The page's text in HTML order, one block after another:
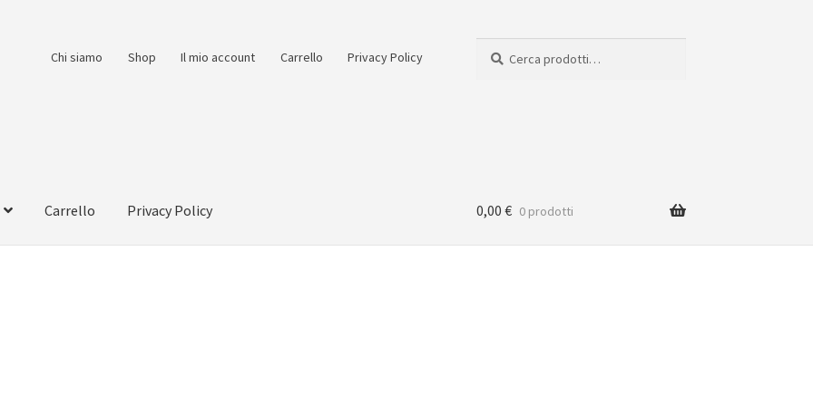
Chi siamo Shop Il mio account Carrello Privacy Policy
Carrello Privacy Policy 0,00 € 0 prodotti